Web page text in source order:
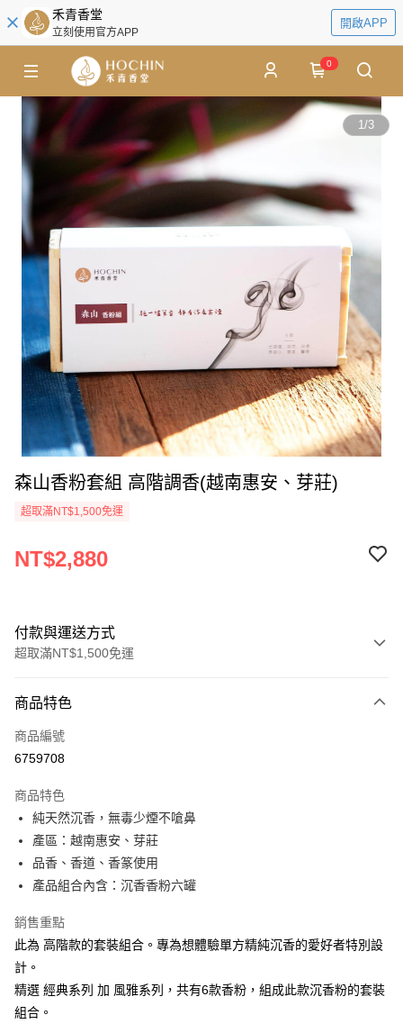
禾青香堂
立刻使用官方APP
開啟APP
0
1/3
森山香粉套組 高階調香(越南惠安、芽莊)
超取滿NT$1,500免運
NT$2,880
付款與運送方式
超取滿NT$1,500免運
信用卡一次付款
超商取貨付款
Apple Pay
街口支付
悠遊付
Google Pay
全盈+PAY
【關於「AFTEE先享後付」】
商品特色
商品編號
6759708
商品特色
純天然沉香，無毒少煙不嗆鼻
產區：越南惠安、芽莊
品香、香道、香篆使用
產品組合內含：沉香香粉六罐
銷售重點
此為 高階款的套裝組合。專為想體驗單方精純沉香的愛好者特別設
計。
精選 經典系列 加 風雅系列，共有6款香粉，組成此款沉香粉的套裝
組合。